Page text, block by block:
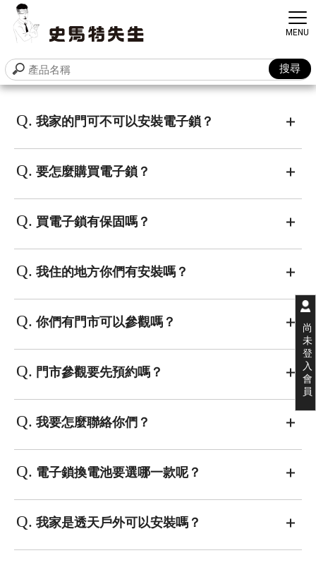
尚
未
登
入
會
員
電子鎖安裝
台中電子鎖安裝
南屯電子鎖安裝
台北電子鎖安裝
Q. 我家的門可不可以安裝電子鎖？
Q. 要怎麼購買電子鎖？
Q. 買電子鎖有保固嗎？
Q. 我住的地方你們有安裝嗎？
Q. 你們有門市可以參觀嗎？
Q. 門市參觀要先預約嗎？
Q. 我要怎麼聯絡你們？
Q. 電子鎖換電池要選哪一款呢？
Q. 我家是透天戶外可以安裝嗎？